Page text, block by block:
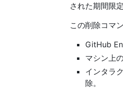
された期間限
この削除コマ
GitHub
マシン上
インタラ
除。